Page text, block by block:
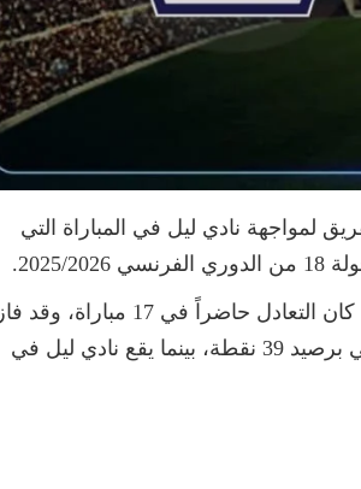
لمواجهة نادي ليل في المباراة التي
وقد تقابل الفريقين من قبل في 63 مباراة، حيث حقق نادي باريس سان جيرمان الفوز في 33 مباراة، بينما كان التعادل حاضراً في 17 مباراة، وقد فاز
ليل علي النادي الباريسي في 13 مواجه، ويحتل نادي العاصمة المركز الثاني بجدول ترتيب الدوري الفرنسي برصيد 39 نقطة، بينما يقع نادي ليل في